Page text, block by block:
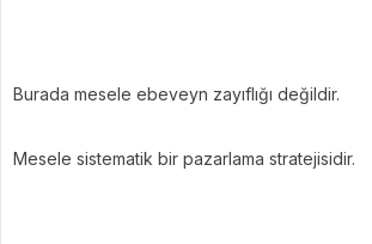
Burada mesele ebeveyn zayıflığı değildir.
Mesele sistematik bir pazarlama stratejisidir.